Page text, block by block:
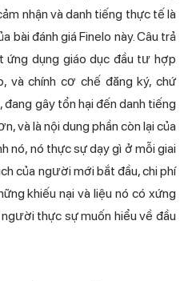
nhận và danh tiếng thực tế là
bài đánh giá Finelo này. Câu trả
ứng dụng giáo dục đầu tư hợp
và chính cơ chế đăng ký, chứ
đang gây tổn hại đến danh tiếng
và là nội dung phần còn lại của
nó, nó thực sự dạy gì ở mỗi giai
của người mới bắt đầu, chi phí
khiếu nại và liệu nó có xứng
thực sự muốn hiểu về đầu